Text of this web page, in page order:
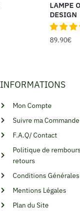
LAMPE
DESIGN
89.90€
INFORMATIONS
Mon Compte
Suivre ma Commande
F.A.Q/ Contact
Politique de
retours
Conditions
Mentions Légales
Plan du Site